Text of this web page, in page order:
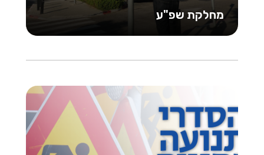
מחלקת שפ"ע